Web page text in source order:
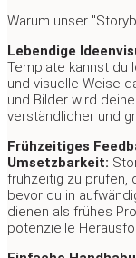
Warum unser
Lebendige
Template kannst du
und visuelle Weise
und Bilder wird
verständlicher und
Frühzeitiges
Umsetzbarkeit:
frühzeitig zu prüfen,
bevor du in
dienen als frühes
potenzielle